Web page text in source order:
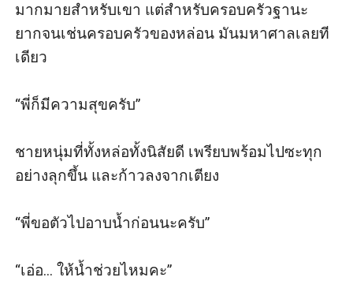
มากมายสำหรับเขา แต่สำหรับครอบครัวฐานะ
ยากจนเช่นครอบครัวของหล่อน มันมหาศาลเลยที
เดียว
“พี่ก็มีความสุขครับ”
ชายหนุ่มที่ทั้งหล่อทั้งนิสัยดี เพรียบพร้อมไปซะทุก
อย่างลุกขึ้น และก้าวลงจากเตียง
“พี่ขอตัวไปอาบน้ำก่อนนะครับ”
“เอ่อ... ให้น้ำช่วยไหมคะ”